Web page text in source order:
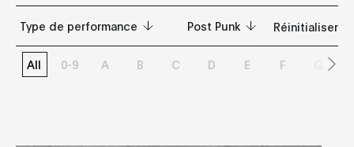
Réinitialiser
Type de performance
Tous
Post Punk
Tous
Artistes
All 0-9 A B C D E F